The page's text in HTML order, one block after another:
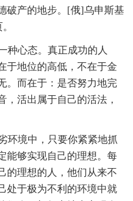
破产的地步。[俄]乌申斯基
心态。真正成功的人
于地位的高低，不在于金
。而在于：是否努力地完
，活出属于自己的活法，
境中，只要你紧紧地抓
能够实现自己的理想。每
的理想的人，他们从来不
处于极为不利的环境中就